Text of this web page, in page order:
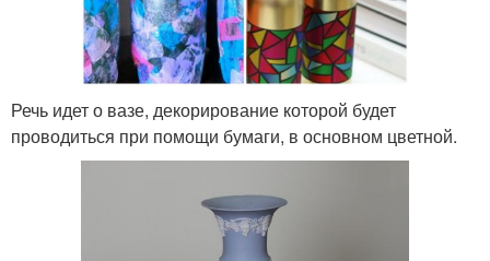
Речь идет о вазе, декорирование которой будет
проводиться при помощи бумаги, в основном цветной.